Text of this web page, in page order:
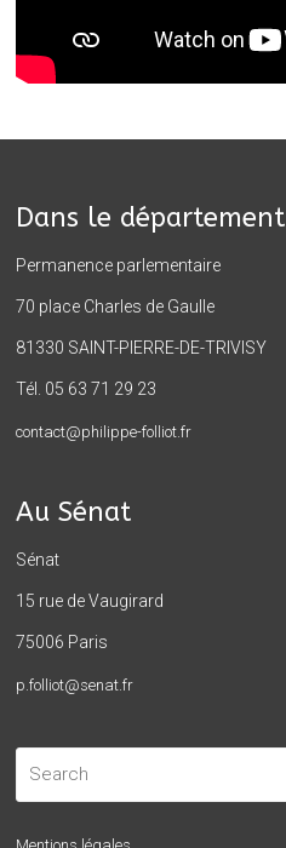
Dans le département
Permanence parlementaire
70 place Charles de Gaulle
81330 SAINT-PIERRE-DE-TRIVISY
Tél. 05 63 71 29 23
contact@philippe-folliot.fr
Au Sénat
Sénat
15 rue de Vaugirard
75006 Paris
p.folliot@senat.fr